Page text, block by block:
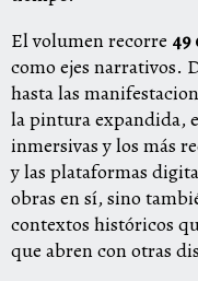
El volumen recorre 49
como ejes narrativos.
hasta las
la pintura expandida,
inmersivas y los más
y las plataformas
obras en sí, sino
contextos históricos
que abren con otras